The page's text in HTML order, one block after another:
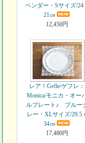
ベンダー・Sサイズ/24
21㎝
12,450円
レア！Gefle/ゲフレ：
Monica/モニカ・オー
ルプレート♪ ブルー
レー・XLサイズ/29.5
34㎝
17,480円